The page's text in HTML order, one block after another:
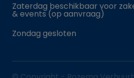
Zaterdag beschikbaar voor
& events (op aanvraag)
Zondag gesloten